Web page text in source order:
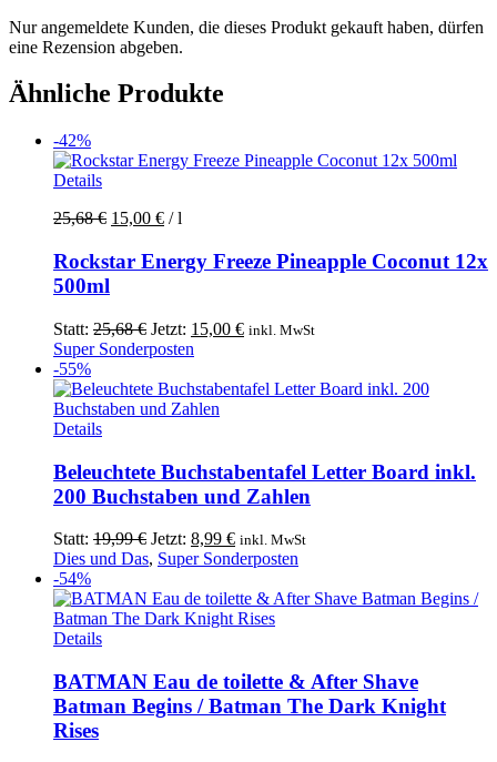
Nur angemeldete Kunden, die dieses Produkt gekauft haben, dürfen
eine Rezension abgeben.
Ähnliche Produkte
-42%
Details
25,68€ 15,00 € /l
Rockstar Energy Freeze Pineapple Coconut 12x
500ml
Statt: 25,68€ Ursprünglicher
Preis
25,68 €
Jetzt: 15,00 €Aktueller
15,00 €.
inkl. MwSt
Super Sonderposten
-55%
Details
Beleuchtete Buchstabentafel Letter Board inkl.
200 Buchstaben und Zahlen
Statt: 19,99€ Ursprünglicher
Preis
19,99 €
Jetzt: 8,99 €Aktueller
Preis
8,99 €.
inkl. MwSt
Dies und Das, Super Sonderposten
-54%
DetailsDieses
weist
mehrere
Varianten
BATMAN Eau de toilette & After Shave
Batman Begins / Batman The Dark Knight
Rises